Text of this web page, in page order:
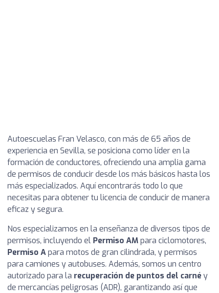
Autoescuelas Fran Velasco, con más de 65 años de
experiencia en Sevilla, se posiciona como líder en la
formación de conductores, ofreciendo una amplia gama
de permisos de conducir desde los más básicos hasta los
más especializados. Aquí encontrarás todo lo que
necesitas para obtener tu licencia de conducir de manera
eficaz y segura.
Nos especializamos en la enseñanza de diversos tipos de
permisos, incluyendo el Permiso AMpara ciclomotores,
Permiso Apara motos de gran cilindrada, y permisos
para camiones y autobuses. Además, somos un centro
autorizado para la recuperación de puntos del carnéy
de mercancías peligrosas (ADR), garantizando así que